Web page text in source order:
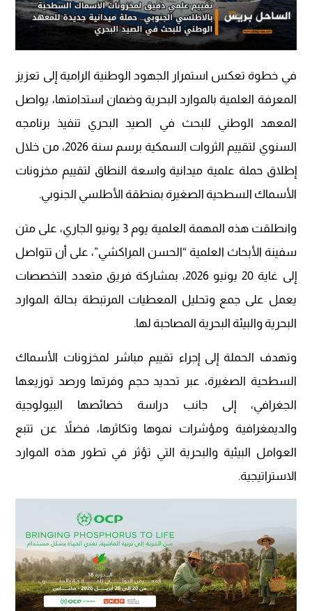
في خطوة تعكس استمرار الجهود الوطنية الرامية إلى تعزيز
المعرفة العلمية بالموارد البحرية وضمان استدامتها، يواصل
المعهد الوطني للبحث في الصيد البحري تنفيذ برنامجه
السنوي لتقييم الثروات السمكية برسم سنة 2026، من خلال
إطلاق حملة علمية ميدانية واسعة النطاق لتقييم مخزونات
الأسماك السطحية الصغيرة بمنطقة الأطلسي الجنوبي.
وانطلقت هذه المهمة العلمية يوم 3 يونيو الجاري، على متن
سفينة الأبحاث العلمية “الحسن المراكشي”، على أن تتواصل
إلى غاية 20 يونيو 2026، بمشاركة فريق متعدد التخصصات
يعمل على جمع وتحليل المعطيات المرتبطة بحالة الموارد
البحرية والبيئة البحرية المصاحبة لها.
وتهدف الحملة إلى إجراء تقييم مباشر لمخزونات الأسماك
السطحية الصغيرة، عبر تحديد حجم وفرتها ورصد توزيعها
الجغرافي، إلى جانب دراسة خصائصها البيولوجية
والديمغرافية ومؤشرات نموها وتكاثرها، فضلاً عن تتبع
العوامل البيئية والبحرية التي تؤثر في تطور هذه الموارد
الاستراتيجية.